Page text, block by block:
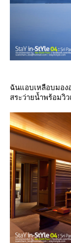
ฉันแอบเหลือบมอง
สระว่ายน้ำพร้อมวิ